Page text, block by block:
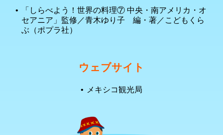
「しらべよう！世界の料理⑦ 中央・南アメリカ・オ
セアニア」監修／青木ゆり子 編・著／こどもくら
ぶ（ポプラ社）
ウェブサイト
メキシコ観光局